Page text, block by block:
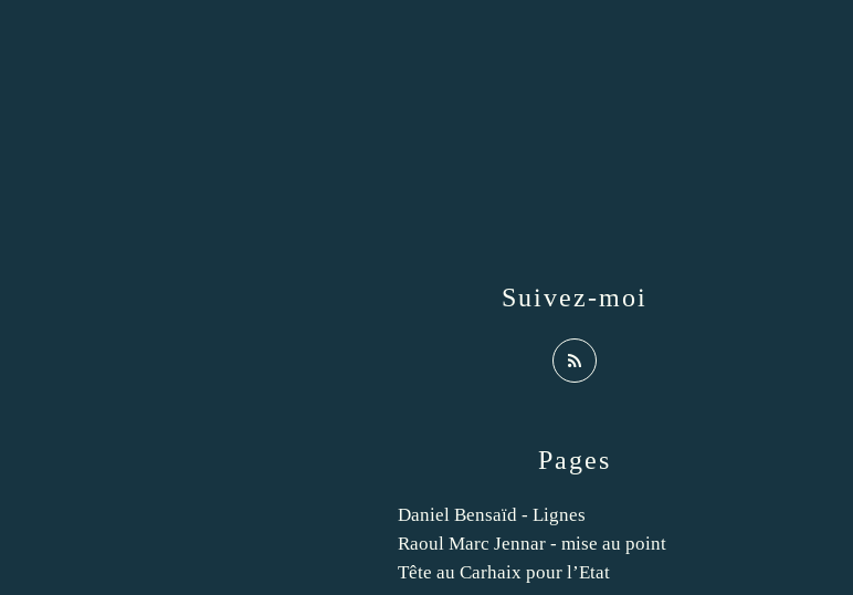
Pages
Daniel Bensaïd - Lignes
Raoul Marc Jennar - mise au point
Tête au Carhaix pour l’Etat
Suivez-moi